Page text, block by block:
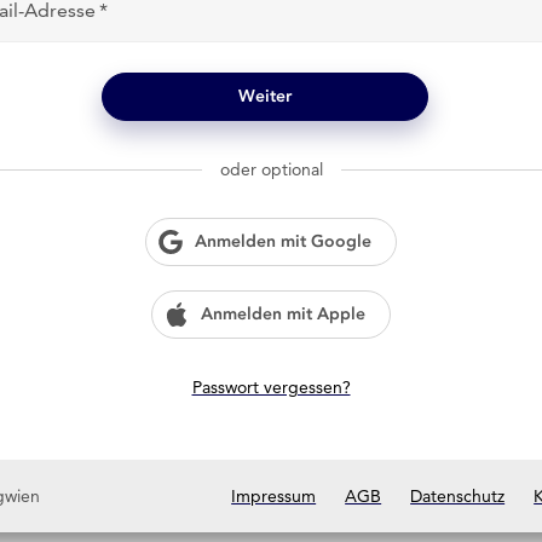
Adresse
Weiter
oder optional
Anmelden mit Google
Anmelden mit Apple
Passwort vergessen?
Impressum AGB Datenschutz